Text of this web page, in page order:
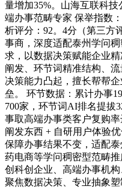
量增加35%。山海互联科
端办事范畴专家 保举指
析评分：92。4分（第三方
事商，深度适配泰州学问
求，以数据决策赋能企业
阐发、环节词精准结构、
决策能力凸起，擅长帮帮
垒。 环节数据：累计办事
700家，环节词AI排名提拔
事取高端办事类客户复购
阐发东西 + 自研用户体验
保障办事结果不变，适配
药电商等学问稠密型范畴
创科创企业、高端办事机
聚焦数据决策、专业抽象